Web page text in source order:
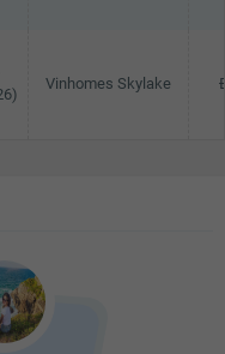
Vinhomes Skylake